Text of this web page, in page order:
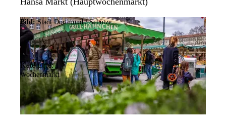
Bild: Stadt Dortmund / Schütze
Kategorie:
Wochenmarkt